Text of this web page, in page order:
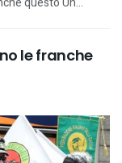
le franche